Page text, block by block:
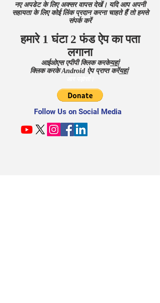
नए अपडेट के लिए अक्सर वापस देखें। यदि आप अपनी
सहायता के लिए कोई लिंक प्रदान करना चाहते हैं तो हमसे
संपर्क करें
हमारे 1 घंटा 2 फंड ऐप का पता
लगाना
आईओएस एपीपी क्लिक करकेयहां
क्लिक करके Android ऐप प्राप्त करेंयहां
Follow Us on Social Media